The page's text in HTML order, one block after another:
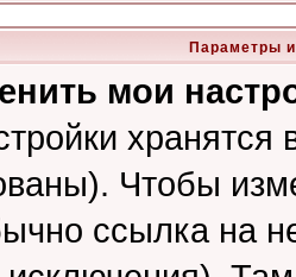
Параметры
мои
Чтобы
ссылка на